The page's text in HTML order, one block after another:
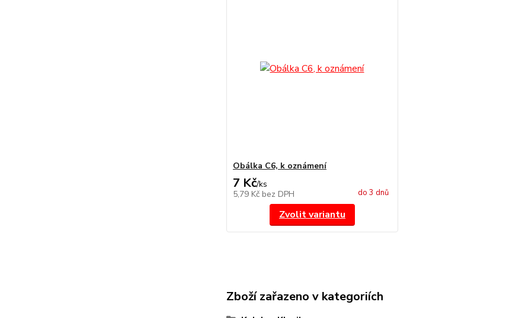
Obálka C6, k oznámení
7 Kč/ks
5,79 Kč bez DPH do 3 dnů
Zvolit variantu
Zboží zařazeno v kategoriích